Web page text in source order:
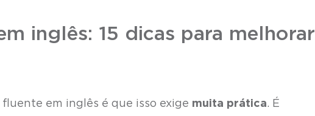
inglês: 15 dicas para melhorar
em inglês é que isso exige muita prática. É